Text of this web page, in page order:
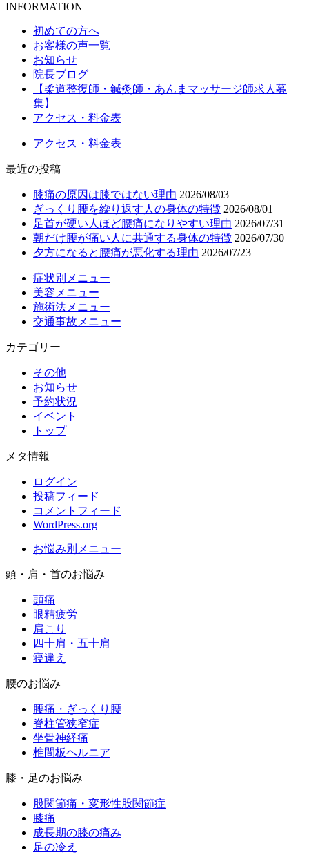
INFORMATION
初めての方へ
お客様の声一覧
お知らせ
院長ブログ
【柔道整復師・鍼灸師・あんまマッサージ師求人募
集】
アクセス・料金表
アクセス・料金表
最近の投稿
膝痛の原因は膝ではない理由 2026/08/03
ぎっくり腰を繰り返す人の身体の特徴 2026/08/01
足首が硬い人ほど腰痛になりやすい理由 2026/07/31
朝だけ腰が痛い人に共通する身体の特徴 2026/07/30
夕方になると腰痛が悪化する理由 2026/07/23
症状別メニュー
美容メニュー
施術法メニュー
交通事故メニュー
カテゴリー
その他
お知らせ
予約状況
イベント
トップ
メタ情報
ログイン
投稿フィード
コメントフィード
WordPress.org
お悩み別メニュー
頭・肩・首のお悩み
頭痛
眼精疲労
肩こり
四十肩・五十肩
寝違え
腰のお悩み
腰痛・ぎっくり腰
脊柱管狭窄症
坐骨神経痛
椎間板ヘルニア
膝・足のお悩み
股関節痛・変形性股関節症
膝痛
成長期の膝の痛み
足の冷え